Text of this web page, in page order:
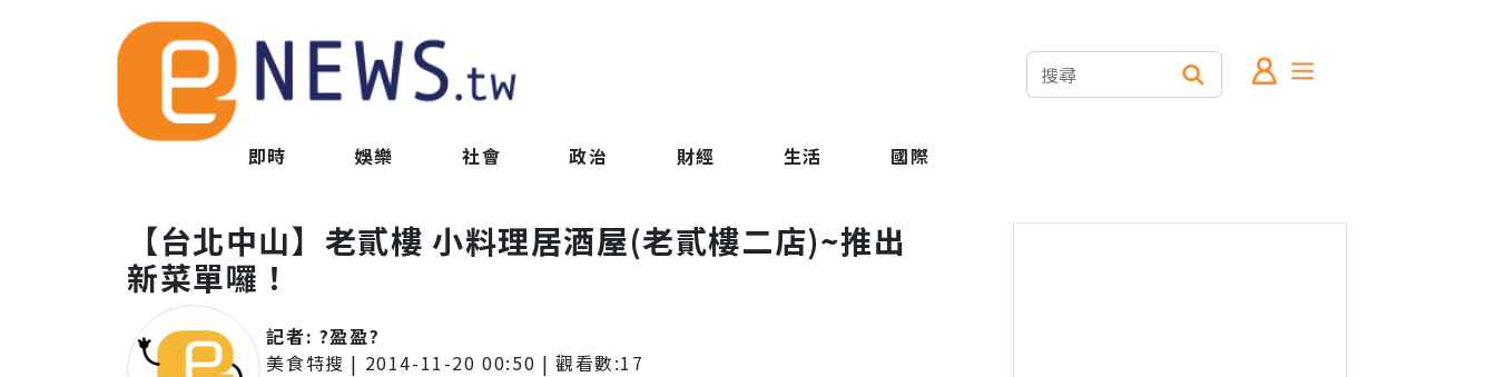
即時 娛樂 社會 政治 財經 生活 國際
【台北中山】老貳樓 小料理居酒屋(老貳樓二店)~推出
新菜單囉！
記者: ?盈盈?
美食特搜 | 2014-11-20 00:50 | 觀看數:17